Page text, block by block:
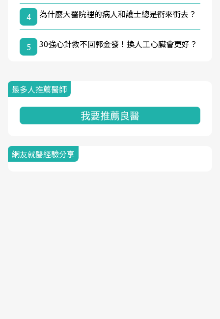
4
為什麼大醫院裡的病人和護士總是衝來衝去？
5 30強心針救不回郭金發！換人工心臟會更好？
最多人推薦醫師
我要推薦良醫
網友就醫經驗分享